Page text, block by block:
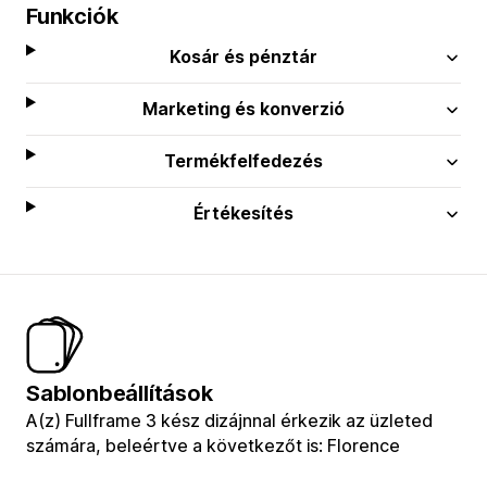
Funkciók
Kosár és pénztár
Marketing és konverzió
Termékfelfedezés
Értékesítés
Sablonbeállítások
A(z) Fullframe 3 kész dizájnnal érkezik az üzleted
számára, beleértve a következőt is: Florence